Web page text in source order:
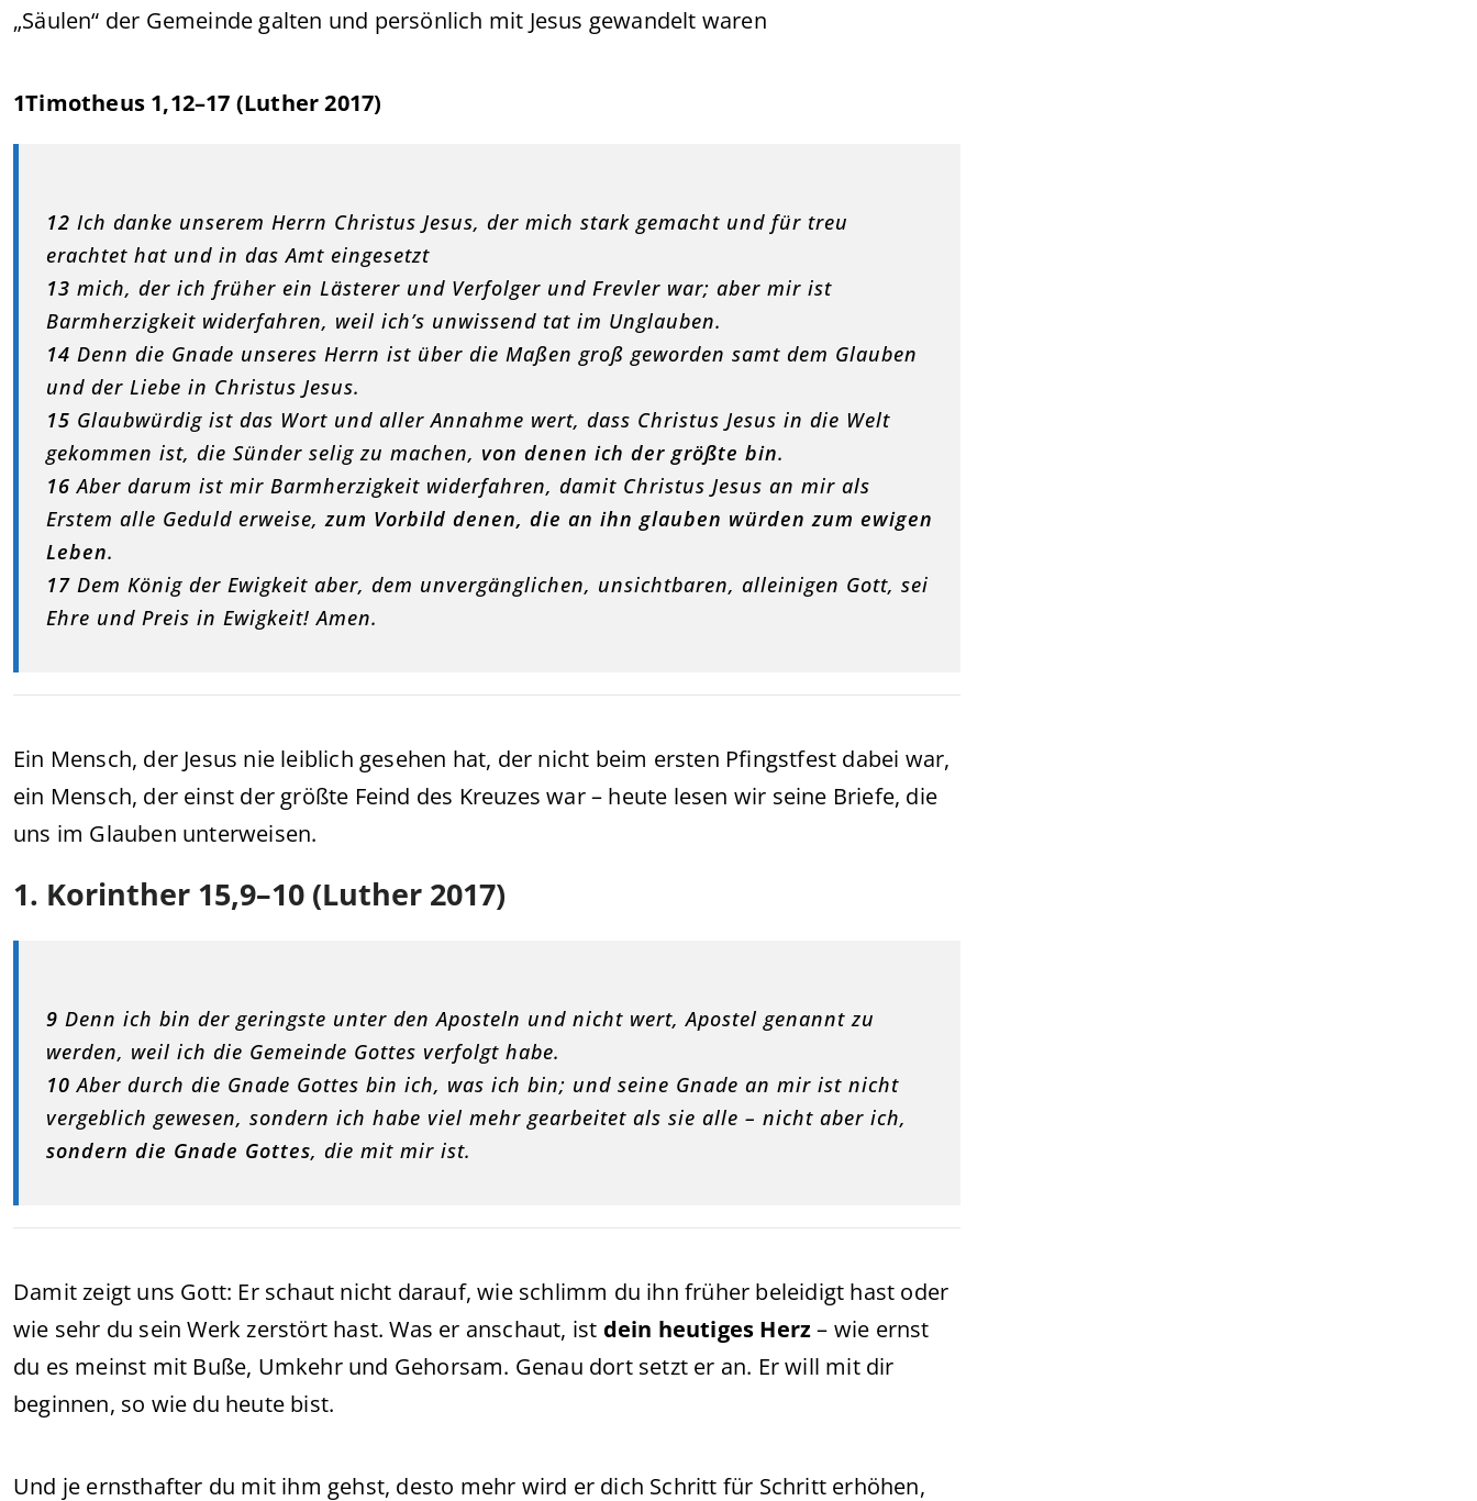
„Säulen“ der Gemeinde galten und persönlich mit Jesus gewandelt waren
1Timotheus 1,12–17 (Luther 2017)
12 Ich danke unserem Herrn Christus Jesus, der mich stark gemacht und für treu
erachtet hat und in das Amt eingesetzt
13 mich, der ich früher ein Lästerer und Verfolger und Frevler war; aber mir ist
Barmherzigkeit widerfahren, weil ich’s unwissend tat im Unglauben.
14 Denn die Gnade unseres Herrn ist über die Maßen groß geworden samt dem Glauben
und der Liebe in Christus Jesus.
15 Glaubwürdig ist das Wort und aller Annahme wert, dass Christus Jesus in die Welt
gekommen ist, die Sünder selig zu machen, von denen ich der größte bin.
16 Aber darum ist mir Barmherzigkeit widerfahren, damit Christus Jesus an mir als
Erstem alle Geduld erweise,zum Vorbild denen, die an ihn glauben würden zum ewigen
Leben.
17 Dem König der Ewigkeit aber, dem unvergänglichen, unsichtbaren, alleinigen Gott, sei
Ehre und Preis in Ewigkeit! Amen.
Ein Mensch, der Jesus nie leiblich gesehen hat, der nicht beim ersten Pfingstfest dabei war,
ein Mensch, der einst der größte Feind des Kreuzes war – heute lesen wir seine Briefe, die
uns im Glauben unterweisen.
1. Korinther 15,9–10 (Luther 2017)
9 Denn ich bin der geringste unter den Aposteln und nicht wert, Apostel genannt zu
werden, weil ich die Gemeinde Gottes verfolgt habe.
10 Aber durch die Gnade Gottes bin ich, was ich bin; und seine Gnade an mir ist nicht
vergeblich gewesen, sondern ich habe viel mehr gearbeitet als sie alle – nicht aber ich,
sondern die Gnade Gottes, die mit mir ist.
Damit zeigt uns Gott: Er schaut nicht darauf, wie schlimm du ihn früher beleidigt hast oder
wie sehr du sein Werk zerstört hast. Was er anschaut, ist dein heutiges Herz– wie ernst
du es meinst mit Buße, Umkehr und Gehorsam. Genau dort setzt er an. Er will mit dir
beginnen, so wie du heute bist.
Und je ernsthafter du mit ihm gehst, desto mehr wird er dich Schritt für Schritt erhöhen,